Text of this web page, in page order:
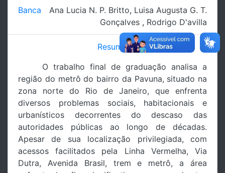
Banca Ana Lucia N. P. Britto, Luisa Augusta G. T.
Gonçalves , Rodrigo D'avilla
Resumo
O trabalho final de graduação analisa a
região do metrô do bairro da Pavuna, situado na
zona norte do Rio de Janeiro, que enfrenta
diversos problemas sociais, habitacionais e
urbanísticos decorrentes do descaso das
autoridades públicas ao longo de décadas.
Apesar de sua localização privilegiada, com
acessos facilitados pela Linha Vermelha, Via
Dutra, Avenida Brasil, trem e metrô, a área